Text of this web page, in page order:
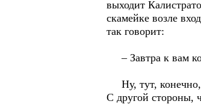
выходит
скамейке возле
так говорит:
– Завтра к вам
Ну, тут, конечно,
С другой стороны,